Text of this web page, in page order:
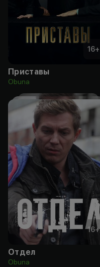
16+
Приставы
Obuna
16+
Отдел
Obuna